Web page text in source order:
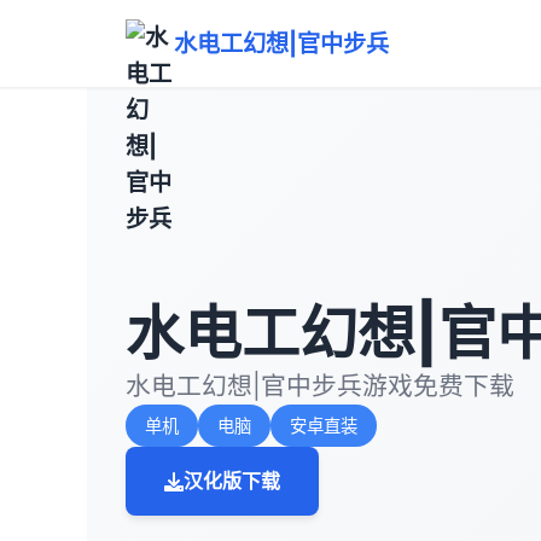
水电工幻想|官中步兵
水电工幻想|官
水电工幻想|官中步兵游戏免费下载
单机 电脑 安卓直装
汉化版下载